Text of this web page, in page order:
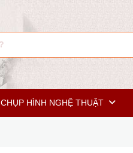
CHỤP HÌNH NGHỆ THUẬT